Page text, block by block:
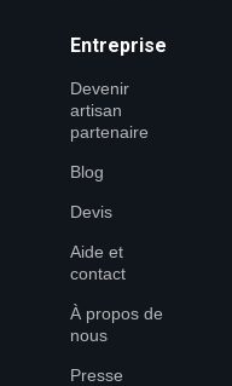
Entreprise
Devenir
artisan
partenaire
Blog
Devis
Aide et
contact
À propos de
nous
Presse